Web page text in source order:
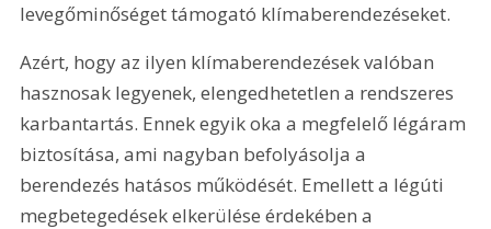
levegőminőséget támogató klímaberendezéseket.
Azért, hogy az ilyen klímaberendezések valóban
hasznosak legyenek, elengedhetetlen a rendszeres
karbantartás. Ennek egyik oka a megfelelő légáram
biztosítása, ami nagyban befolyásolja a
berendezés hatásos működését. Emellett a légúti
megbetegedések elkerülése érdekében a